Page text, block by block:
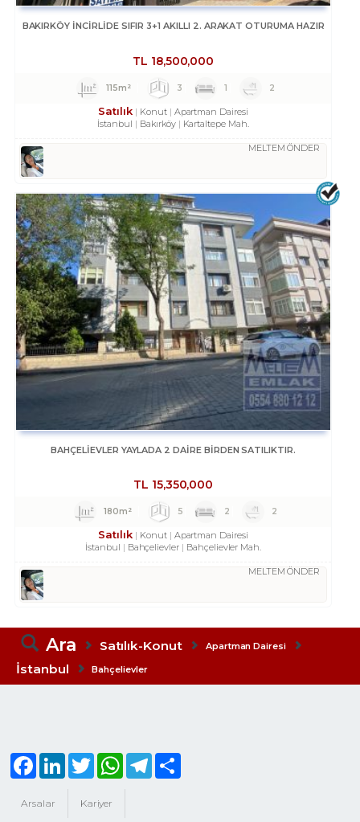
BAKIRKÖY İNCİRLİDE SIFIR 3+1 AKILLI 2. ARAKAT OTURUMA HAZIR
TL 18,500,000
115m² 3 1 2
Satılık Konut
Apartman Dairesi
İstanbul
Bakırköy Kartaltepe Mah.
MELTEM ÖNDER
BAHÇELİEVLER YAYLADA 2 DAİRE BİRDEN SATILIKTIR.
TL 15,350,000
180m² 5 2 2
Satılık Konut
Apartman Dairesi
İstanbul
Bahçelievler Bahçelievler Mah.
MELTEM ÖNDER
Ara Satılık-Konut Apartman Dairesi
İstanbul Bahçelievler
Arsalar Kariyer
FacebookLinkedInTwitter WhatsAppTelegram